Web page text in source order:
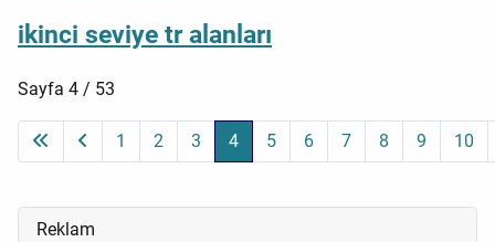
ikinci seviye tr alanları
Sayfa 4 / 53
1 2 3 4 5 6 7 8 9 10
Reklam